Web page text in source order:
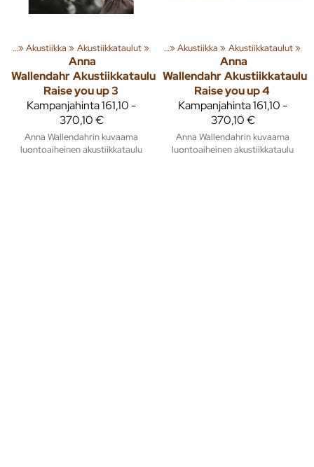
‪»Akustiikka ‪» Akustiikkataulut‪»
Anna
WallendahrAkustiikkataulu
Raise you up 3
Kampanjahinta161,10 -
370,10 €
Anna Wallendahrin kuvaama
luontoaiheinen akustiikkataulu
Tuoteryhmiä ja tuotteita‪»Sisusta‪»Akustiikka ‪» Akustiikkataulut‪»
Anna
WallendahrAkustiikkataulu
Raise you up 4
Kampanjahinta161,10 -
370,10 €
Anna Wallendahrin kuvaama
luontoaiheinen akustiikkataulu